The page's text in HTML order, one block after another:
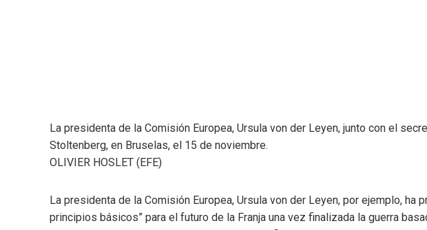
La presidenta de la Comisión Europea, Ursula von der Leyen, junto con el
Stoltenberg, en Bruselas, el 15 de noviembre.
OLIVIER HOSLET (EFE)
La presidenta de la Comisión Europea, Ursula von der Leyen, por ejemplo, ha
principios básicos” para el futuro de la Franja una vez finalizada la guerra